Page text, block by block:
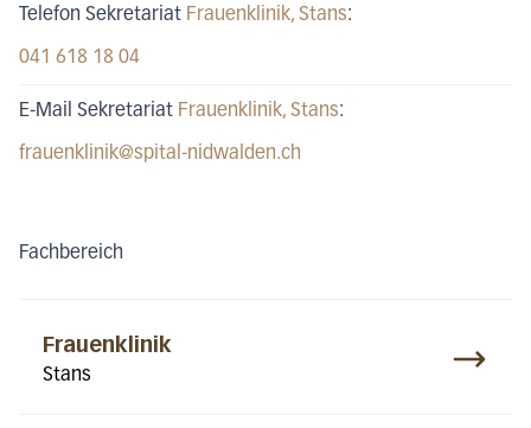
Telefon Sekretariat Frauenklinik, Stans:
041 618 18 04
E-Mail Sekretariat Frauenklinik, Stans:
frauenklinik@spital-nidwalden.ch
Fachbereich
Frauenklinik
Stans